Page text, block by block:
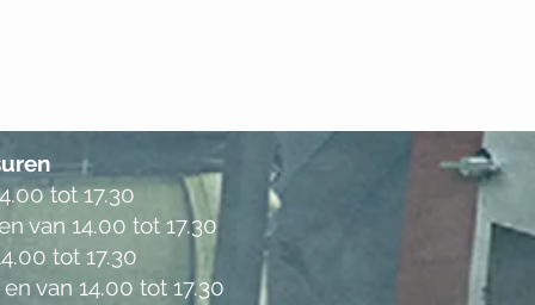
tot 17.30
van 14.00 tot 17.30
tot 17.30
van 14.00 tot 17.30